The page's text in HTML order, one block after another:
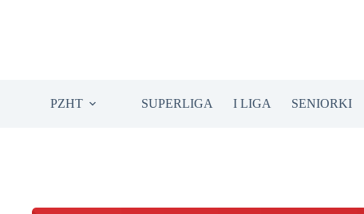
PZHT SUPERLIGA I LIGA SENIORKI